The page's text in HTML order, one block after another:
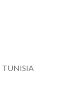
TUNISIA